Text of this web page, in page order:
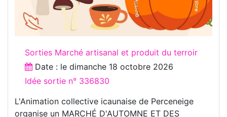
Sorties Marché artisanal et produit du terroir
Date : le dimanche 18 octobre 2026
Idée sortie n° 336830
L'Animation collective icaunaise de Perceneige
organise un MARCHÉ D'AUTOMNE ET DES